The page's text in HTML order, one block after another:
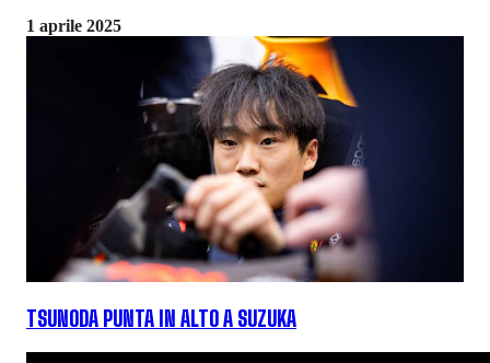
1 aprile 2025
TSUNODA PUNTA IN ALTO A SUZUKA